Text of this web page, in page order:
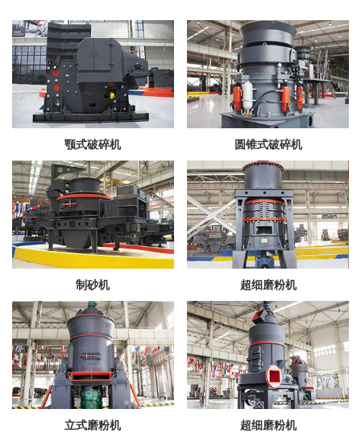
颚式破碎机 圆锥式破碎机
制砂机 超细磨粉机
立式磨粉机 超细磨粉机